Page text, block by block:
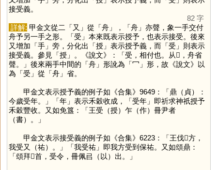
接受義。
82 字
詳解: 甲金文從二「又 」從「舟」，「舟」亦聲，象一手交付
舟予另一手之形。「受 」本來既表示授予，也表示接受。後來
又增加「手」旁，分化出「授」表示授予義，而「受 」則表示
接受義。參見「授」。《說文》：「受，相付也。从𠬪，舟省
聲。」後來兩手中間的「舟」形訛為「冖 」形，故《說文》以
為「受 」從「舟」省。
甲金文表示授予義的例子如《合集》9649：「鼎（貞）：
今歲受年。」「年」表示禾穀收成，「受年」即祈求神祇授予
禾穀豐收。又如免簋：「王受（授）乍（作）冊尹者
（書）。」
甲金文表示接受義的例子如《合集》6223：「王伐𢀛方，
我受又（祐）。」「我受祐」即我方受到保祐。又如頌鼎：
「頌拜𩒨首，受令，冊佩㠯（以）出。」